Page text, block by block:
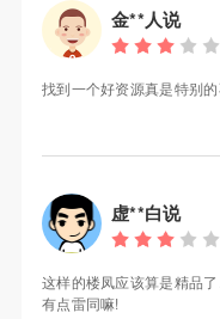
金**人说
找到一个好资源真是特别
虚**白说
这样的楼凤应该算是精品
有点雷同嘛!